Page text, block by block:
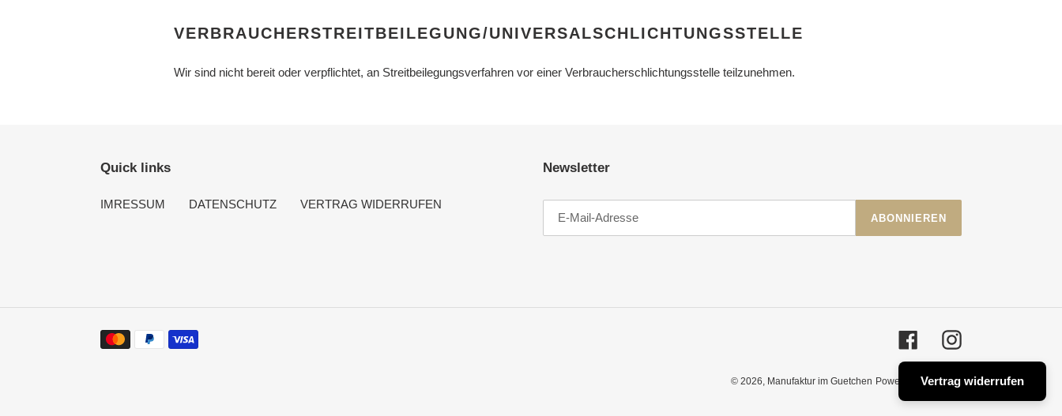
VERBRAUCHER­STREIT­BEILEGUNG/UNIVERSAL­SCHLICHTUNGS­STELLE
Wir sind nicht bereit oder verpflichtet, an Streitbeilegungsverfahren vor einer Verbraucherschlichtungsstelle teilzunehmen.
Quick links
IMRESSUM DATENSCHUTZ VERTRAG WIDERRUFEN
Newsletter
ABONNIEREN
Zahlungsmethoden FacebookInstagram
© 2026, Manufaktur im Guetchen Powered by ShopifyVertrag widerrufen